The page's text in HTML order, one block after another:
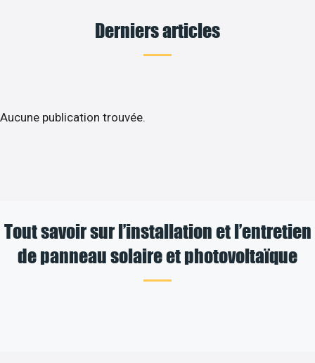
Derniers articles
Aucune publication trouvée.
Tout savoir sur l’installation et l’entretien
de panneau solaire et photovoltaïque